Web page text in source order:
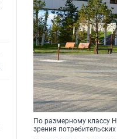
По размерному классу
зрения